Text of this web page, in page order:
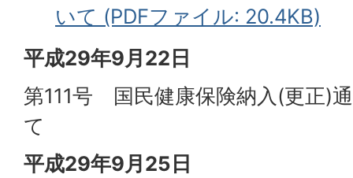
いて (PDFファイル: 20.4KB)
平成29年9月22日
第111号 国民健康保険納入(更正)
て
平成29年9月25日